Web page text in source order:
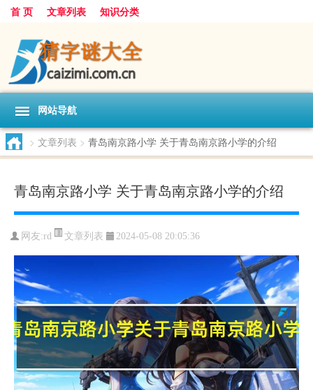
首 页 文章列表 知识分类
网站导航
> 文章列表 > 青岛南京路小学 关于青岛南京路小学的介绍
青岛南京路小学 关于青岛南京路小学的介绍
网友:rd 文章列表 2024-05-08 20:05:36